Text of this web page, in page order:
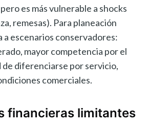
es más vulnerable a shocks
remesas). Para planeación
a escenarios conservadores:
mayor competencia por el
de diferenciarse por servicio,
comerciales.
financieras limitantes